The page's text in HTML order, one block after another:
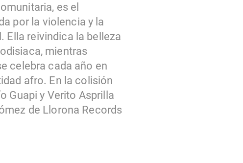
es el
por la violencia y la
Ella reivindica la belleza
mientras
celebra cada año en
afro. En la colisión
Guapi y Verito Asprilla
de Llorona Records